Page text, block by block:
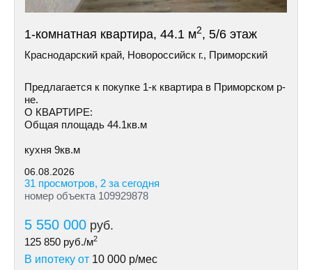
1-комнатная квартира, 44.1 м2, 5/6 этаж
Краснодарский край, Новороссийск г., Приморский
Предлагается к покупке 1-к квартира в Приморском р-
не.
О КВАРТИРЕ:
Общая площадь 44.1кв.м
кухня 9кв.м
06.08.2026
31 просмотров, 2 за сегодня
номер объекта 109929878
5 550 000 руб.
125 850 руб./м2
В ипотеку от 10 000 р/мес